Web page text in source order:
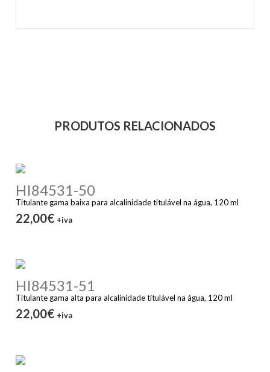
PRODUTOS RELACIONADOS
HI84531-50
Titulante gama baixa para alcalinidade titulável na água, 120 ml
22,00€ +iva
HI84531-51
Titulante gama alta para alcalinidade titulável na água, 120 ml
22,00€ +iva